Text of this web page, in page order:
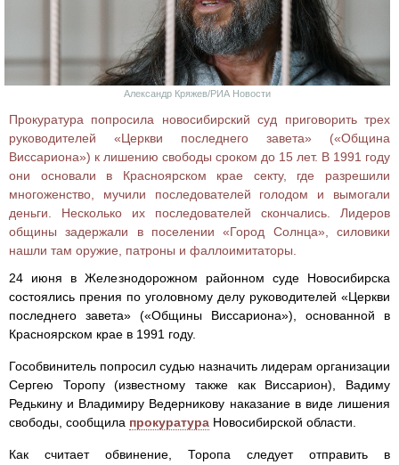
Александр Кряжев/РИА Новости
Прокуратура попросила новосибирский суд приговорить трех
руководителей «Церкви последнего завета» («Община
Виссариона») к лишению свободы сроком до 15 лет. В 1991 году
они основали в Красноярском крае секту, где разрешили
многоженство, мучили последователей голодом и вымогали
деньги. Несколько их последователей скончались. Лидеров
общины задержали в поселении «Город Солнца», силовики
нашли там оружие, патроны и фаллоимитаторы.
24 июня в Железнодорожном районном суде Новосибирска
состоялись прения по уголовному делу руководителей «Церкви
последнего завета» («Общины Виссариона»), основанной в
Красноярском крае в 1991 году.
Гособвинитель попросил судью назначить лидерам организации
Сергею Торопу (известному также как Виссарион), Вадиму
Редькину и Владимиру Ведерникову наказание в виде лишения
свободы, сообщила прокуратура Новосибирской области.
Как считает обвинение, Торопа следует отправить в